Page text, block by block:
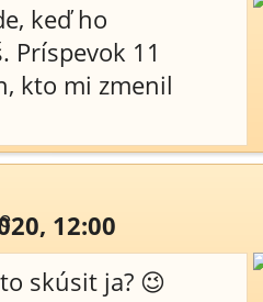
keď ho
Príspevok 11
kto mi zmenil
12:00
skúsit ja? 😉